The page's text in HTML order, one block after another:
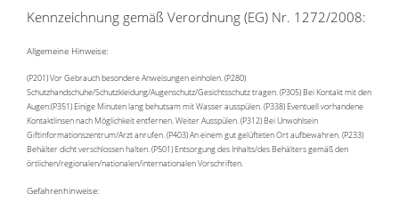
Kennzeichnung gemäß Verordnung (EG) Nr. 1272/2008:
Allgemeine Hinweise:
(P201) Vor Gebrauch besondere Anweisungen einholen. (P280)
Schutzhandschuhe/Schutzkleidung/Augenschutz/Gesichtsschutz tragen. (P305) Bei Kontakt mit den
Augen:(P351) Einige Minuten lang behutsam mit Wasser ausspülen. (P338) Eventuell vorhandene
Kontaktlinsen nach Möglichkeit entfernen. Weiter Ausspülen. (P312) Bei Unwohlsein
Giftinformationszentrum/Arzt anrufen. (P403) An einem gut gelüfteten Ort aufbewahren. (P233)
Behälter dicht verschlossen halten. (P501) Entsorgung des Inhalts/des Behälters gemäß den
örtlichen/regionalen/nationalen/internationalen Vorschriften.
Gefahrenhinweise: